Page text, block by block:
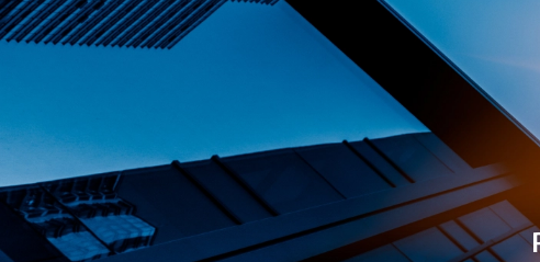
Brokery365 - Рейтинг кредитных